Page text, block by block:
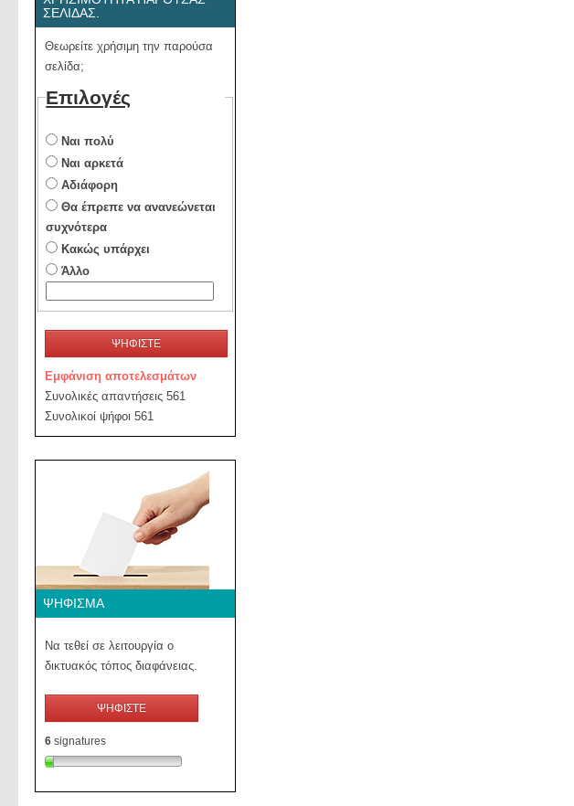
ΣΕΛΊΔΑΣ.
Θεωρείτε χρήσιμη την παρούσα
σελίδα;
Επιλογές
Ναι πολύ
Ναι αρκετά
Αδιάφορη
Θα έπρεπε να ανανεώνεται
συχνότερα
Κακώς υπάρχει
Άλλο
ΨΗΦΙΣΤΕ
Εμφάνιση αποτελεσμάτων
Συνολικές απαντήσεις 561
Συνολικοί ψήφοι 561
ΨΉΦΙΣΜΑ
Να τεθεί σε λειτουργία ο
δικτυακός τόπος διαφάνειας.
ΨΗΦΙΣΤΕ
6 signatures